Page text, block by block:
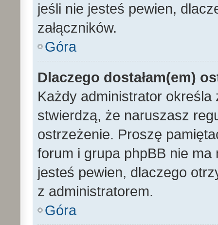
jeśli nie jesteś pewien,
załączników.
Góra
Dlaczego dostałam(em)
Każdy administrator
stwierdzą, że naruszasz
ostrzeżenie. Proszę
forum i grupa phpBB nie
jesteś pewien, dlaczego
z administratorem.
Góra